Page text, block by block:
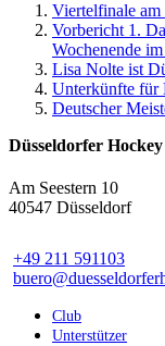
Viertelfinale
Vorbericht 1.
Wochenende
Lisa Nolte ist
Unterkünfte für
Deutscher
Düsseldorfer
Am Seestern 10
40547 Düsseldorf
+49 211 591103
Club
Unterstützer